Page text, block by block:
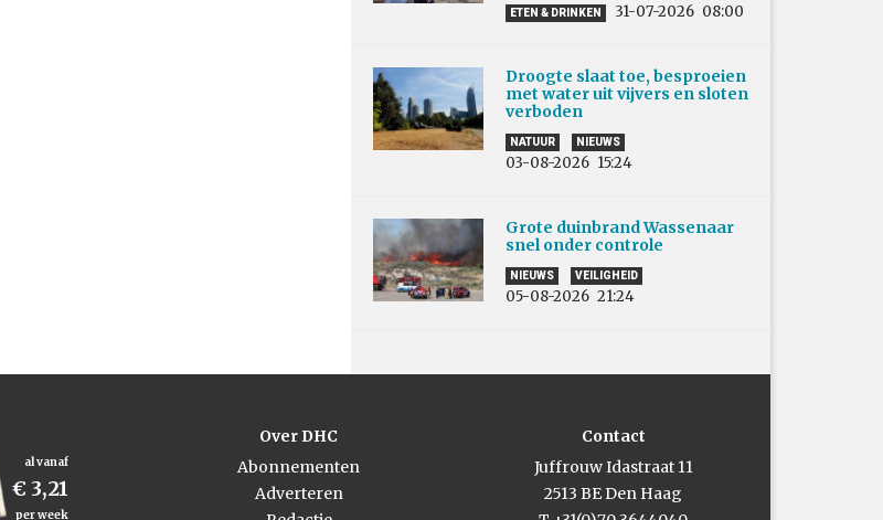
ETEN & DRINKEN 31-07-2026 08:00
Droogte slaat toe, besproeien
met water uit vijvers en sloten
verboden
NATUUR NIEUWS
03-08-2026 15:24
Grote duinbrand Wassenaar
snel onder controle
NIEUWS VEILIGHEID
05-08-2026 21:24
al vanaf
€ 3,21
per week
Over DHC
Abonnementen
Adverteren
Contact
Juffrouw Idastraat 11
2513 BE Den Haag